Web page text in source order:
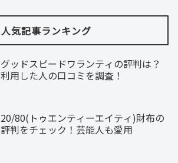
人気記事ランキング
グッドスピードワランティの評判は？
利用した人の口コミを調査！
20/80(トゥエンティーエイティ)財布の
評判をチェック！芸能人も愛用